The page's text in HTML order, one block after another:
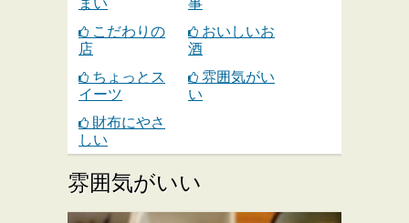
まい
事
こだわりの
店
おいしいお
酒
ちょっとス
イーツ
雰囲気がい
い
財布にやさ
しい
雰囲気がいい